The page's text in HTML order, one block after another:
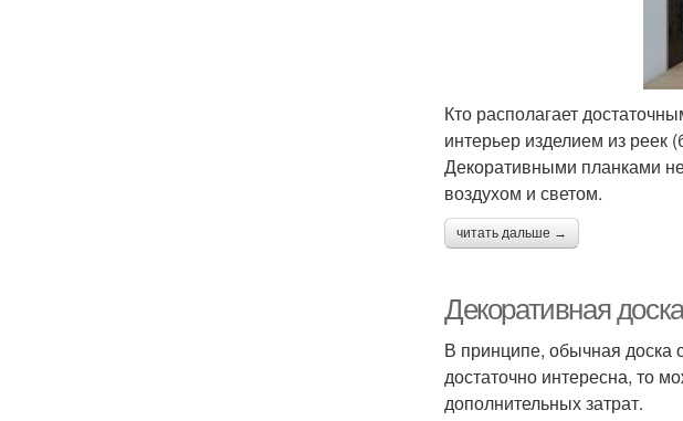
Кто располагает
интерьер изделием из
Декоративными планками
воздухом и светом.
читать дальше →
Декоративная
В принципе, обычная доска
достаточно интересна, то
дополнительных затрат.